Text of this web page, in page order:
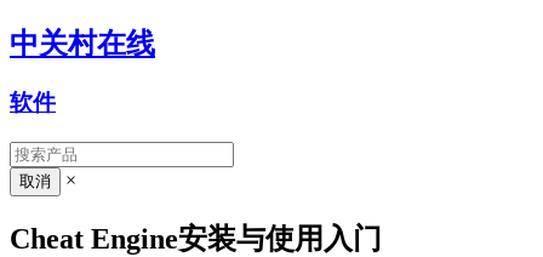
中关村在线
软件
×
Cheat Engine安装与使用入门